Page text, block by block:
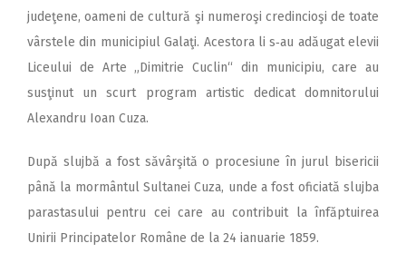
judeţene, oameni de cultură şi numeroşi credincioşi de toate
vârstele din municipiul Galaţi. Acestora li s‑au adăugat elevii
Liceului de Arte „Dimitrie Cuclin“ din municipiu, care au
susţinut un scurt program artistic dedicat domnitorului
Alexandru Ioan Cuza.
După slujbă a fost săvârşită o procesiune în jurul bisericii
până la mormântul Sultanei Cuza, unde a fost oficiată slujba
parastasului pentru cei care au contribuit la înfăptuirea
Unirii Principatelor Române de la 24 ianuarie 1859.